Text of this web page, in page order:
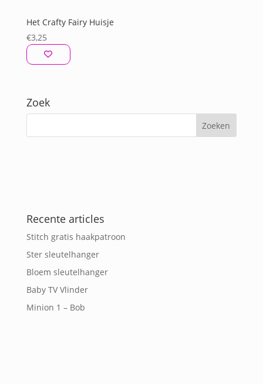
Het Crafty Fairy Huisje
€3,25
Zoek
Recente articles
Stitch gratis haakpatroon
Ster sleutelhanger
Bloem sleutelhanger
Baby TV Vlinder
Minion 1 – Bob